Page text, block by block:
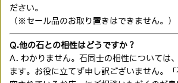
ださい。
（※セール品のお取り置きはできません。）
Q.他の石との相性はどうですか？
A. わかりません。石同士の相性については
ます。お役に立てず申し訳ございません。